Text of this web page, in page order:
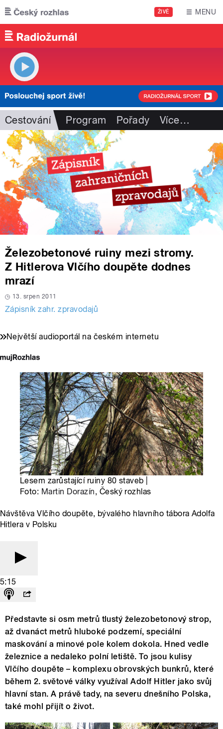
Přejít k hlavnímu obsahu
ŽIVĚ MENU
Cestování Program Pořady Více…
Železobetonové ruiny mezi stromy.
Z Hitlerova Vlčího doupěte dodnes
mrazí
13. srpen 2011
Zápisník zahr. zpravodajů
Největší audioportál na českém internetu
Lesem zarůstající ruiny 80 staveb |
Foto: Martin Dorazín, Český rozhlas
Návštěva Vlčího doupěte, bývalého hlavního tábora Adolfa
Hitlera v Polsku
5:15
Představte si osm metrů tlustý železobetonový strop,
až dvanáct metrů hluboké podzemí, speciální
maskování a minové pole kolem dokola. Hned vedle
železnice a nedaleko polní letiště. To jsou kulisy
Vlčího doupěte – komplexu obrovských bunkrů, které
během 2. světové války využíval Adolf Hitler jako svůj
hlavní stan. A právě tady, na severu dnešního Polska,
také mohl přijít o život.